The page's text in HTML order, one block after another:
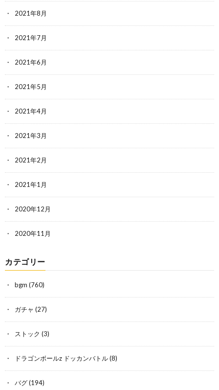
2021年8月
2021年7月
2021年6月
2021年5月
2021年4月
2021年3月
2021年2月
2021年1月
2020年12月
2020年11月
カテゴリー
bgm (760)
ガチャ (27)
ストック (3)
ドラゴンボールz ドッカンバトル(8)
バグ(194)